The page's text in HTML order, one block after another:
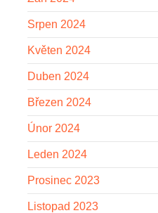
Srpen 2024
Květen 2024
Duben 2024
Březen 2024
Únor 2024
Leden 2024
Prosinec 2023
Listopad 2023